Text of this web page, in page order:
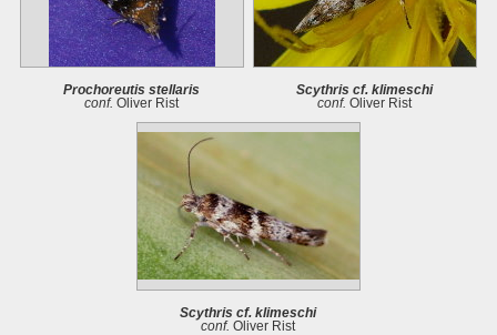
Prochoreutis stellaris
conf. Oliver Rist
Scythris cf. klimeschi
conf. Oliver Rist
Scythris cf. klimeschi
conf. Oliver Rist